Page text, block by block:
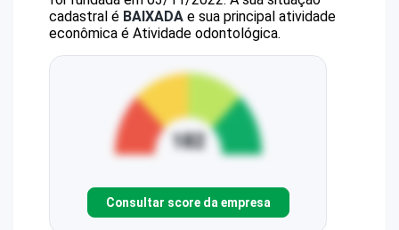
cadastral é BAIXADA e sua principal atividade
econômica é Atividade odontológica.
Consultar score da empresa